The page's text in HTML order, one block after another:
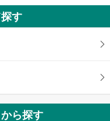
す
ら探す